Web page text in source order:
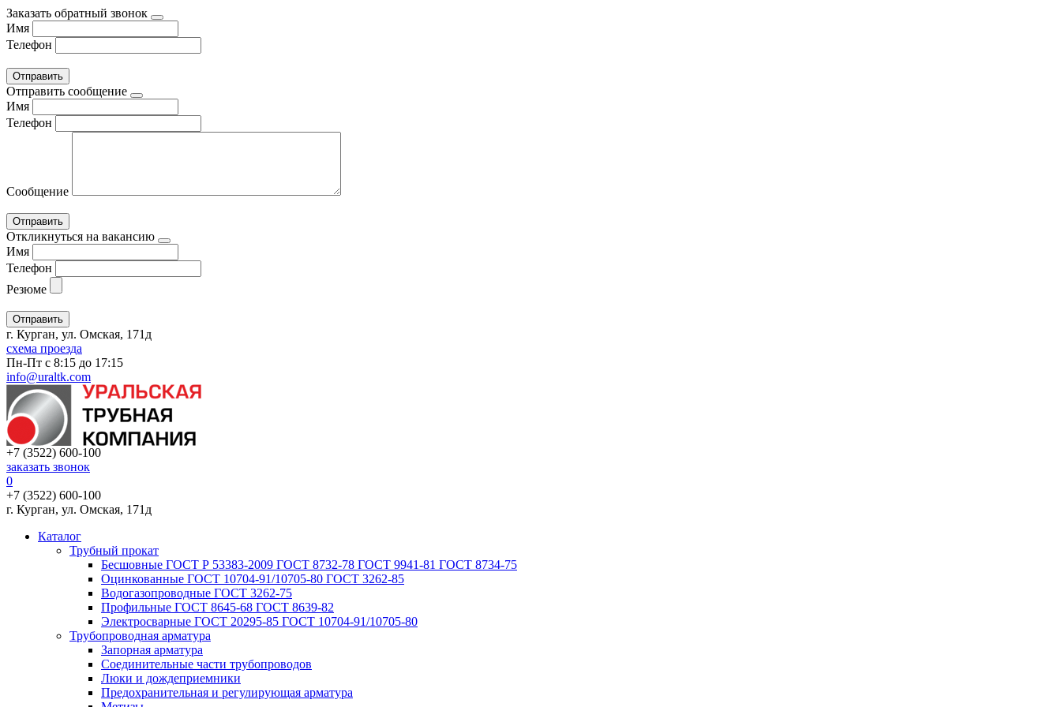
Заказать обратный звонок
Имя
Телефон
Отправить сообщение
Имя
Телефон
Сообщение
Откликнуться на вакансию
Имя
Телефон
Резюме
г. Курган, ул. Омская, 171д
схема проезда
Пн-Пт с 8:15 до 17:15
info@uraltk.com
+7 (3522) 600-100
заказать звонок
0
+7 (3522) 600-100
г. Курган, ул. Омская, 171д
Каталог
Трубный прокат
Беcшовные ГОСТ Р 53383-2009 ГОСТ 8732-78 ГОСТ 9941-81 ГОСТ 8734-75
Оцинкованные ГОСТ 10704-91/10705-80 ГОСТ 3262-85
Водогазопроводные ГОСТ 3262-75
Профильные ГОСТ 8645-68 ГОСТ 8639-82
Электросварные ГОСТ 20295-85 ГОСТ 10704-91/10705-80
Трубопроводная арматура
Запорная арматура
Соединительные части трубопроводов
Люки и дождеприемники
Предохранительная и регулирующая арматура